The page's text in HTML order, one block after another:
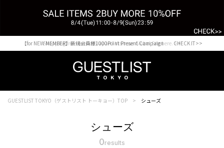
Shopping from outside Japan? Visit our Global Site here. >>
【for NEW MEMBER】新規会員様1000Point Present Campaign CHECK IT>>
GUESTLIST TOKYO（ゲストリスト トーキョー）TOP シューズ
シューズ
0results